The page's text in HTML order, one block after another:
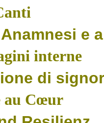
e
interne
di
au Cœur